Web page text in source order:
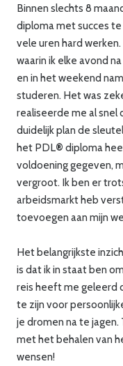
Binnen slechts 8
diploma met succes
vele uren hard
waarin ik elke avond
en in het weekend
studeren. Het was
realiseerde me al
duidelijk plan de
het PDL® diploma
voldoening gegeven,
vergroot. Ik ben er
arbeidsmarkt heb
toevoegen aan mijn
Het belangrijkste
is dat ik in staat ben
reis heeft me geleerd
te zijn voor
je dromen na te
met het behalen van
wensen!